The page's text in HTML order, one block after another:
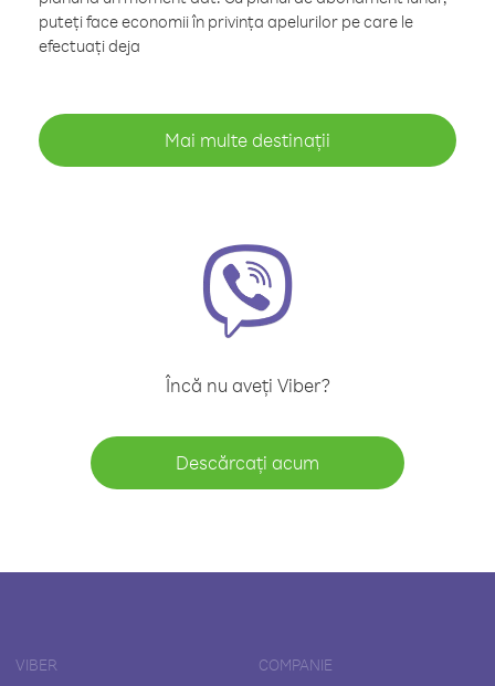
puteți face economii în privința apelurilor pe care le
efectuați deja
Mai multe destinații
Încă nu aveți Viber?
Descărcați acum
VIBER COMPANIE